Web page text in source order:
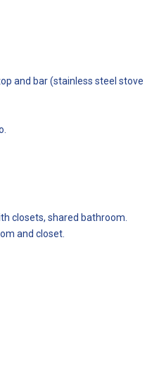
and bar (stainless steel stove
closets, shared bathroom.
and closet.